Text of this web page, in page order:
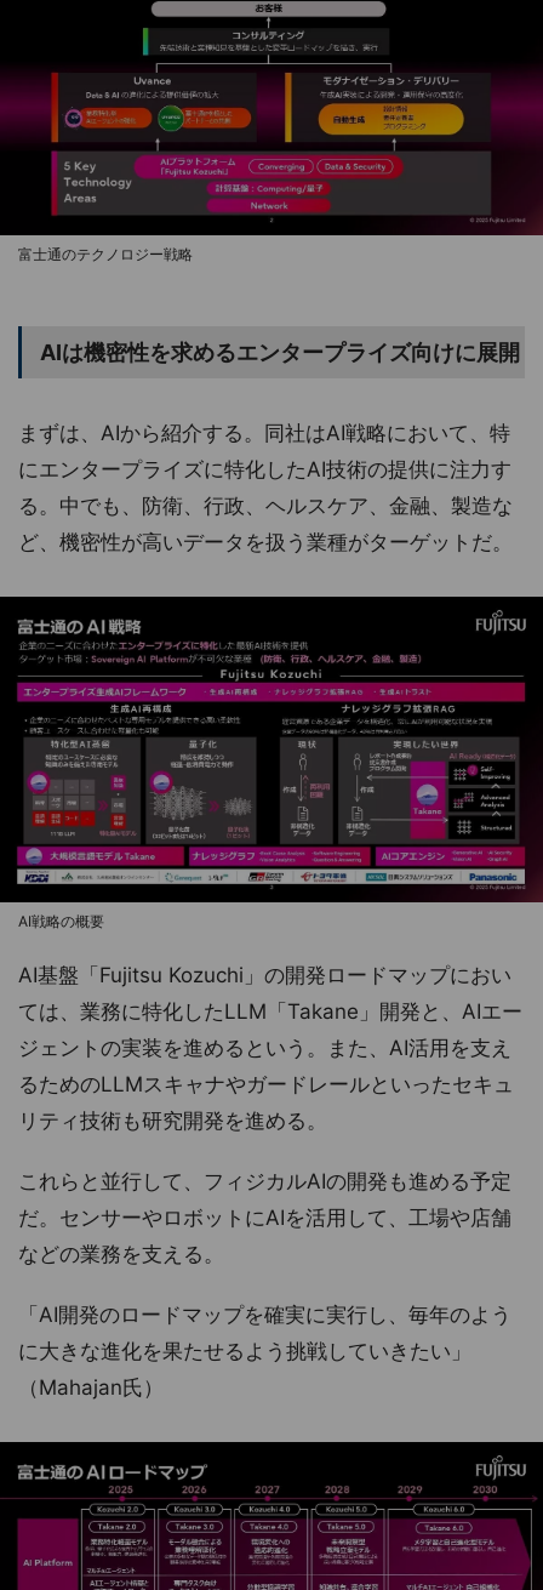
富士通のテクノロジー戦略
AIは機密性を求めるエンタープライズ向けに展開
まずは、AIから紹介する。同社はAI戦略において、特
にエンタープライズに特化したAI技術の提供に注力す
る。中でも、防衛、行政、ヘルスケア、金融、製造な
ど、機密性が高いデータを扱う業種がターゲットだ。
AI戦略の概要
AI基盤「Fujitsu Kozuchi」の開発ロードマップにおい
ては、業務に特化したLLM「Takane」開発と、AIエー
ジェントの実装を進めるという。また、AI活用を支え
るためのLLMスキャナやガードレールといったセキュ
リティ技術も研究開発を進める。
これらと並行して、フィジカルAIの開発も進める予定
だ。センサーやロボットにAIを活用して、工場や店舗
などの業務を支える。
「AI開発のロードマップを確実に実行し、毎年のよう
に大きな進化を果たせるよう挑戦していきたい」
（Mahajan氏）